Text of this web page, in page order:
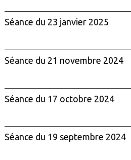
Séance du 23 janvier 2025
Séance du 21 novembre 2024
Séance du 17 octobre 2024
Séance du 19 septembre 2024